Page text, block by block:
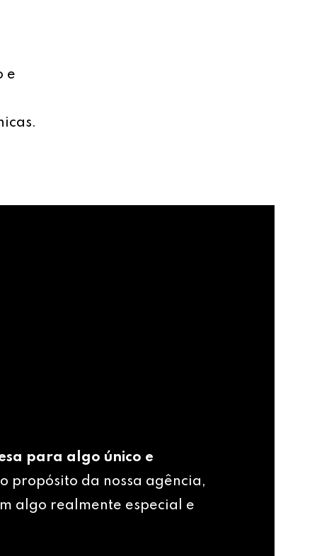
e
para algo único e
o propósito da nossa agência,
algo realmente especial e